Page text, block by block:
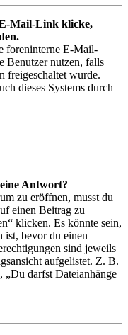
Mail-Link klicke,
foreninterne E-Mail-
Benutzer nutzen, falls
freigeschaltet wurde.
dieses Systems durch
Antwort?
zu eröffnen, musst du
einen Beitrag zu
klicken. Es könnte sein,
ist, bevor du einen
sind jeweils
aufgelistet. Z. B.
„Du darfst Dateianhänge